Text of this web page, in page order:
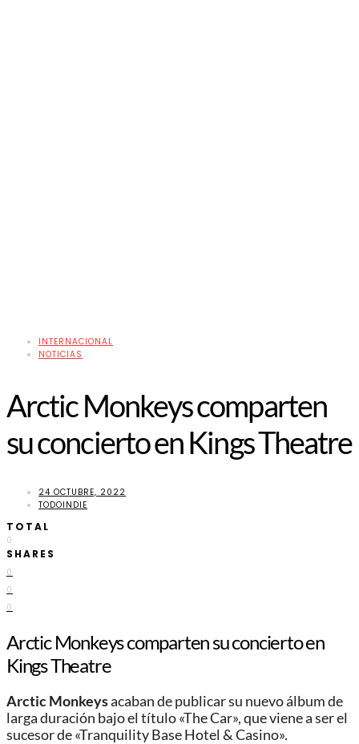
INTERNACIONAL
NOTICIAS
Arctic Monkeys comparten
su concierto en Kings Theatre
24 OCTUBRE, 2022
TODOINDIE
TOTAL
0
SHARES
0
0
0
Arctic Monkeys comparten su concierto en
Kings Theatre
Arctic Monkeysacaban de publicar su nuevo álbum de
larga duración bajo el título «The Car», que viene a ser el
sucesor de «Tranquility Base Hotel & Casino».